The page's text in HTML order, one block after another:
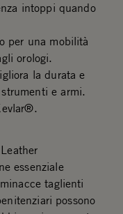
intoppi quando
per una mobilità
orologi.
la durata e
e armi.
essenziale
taglienti
possono